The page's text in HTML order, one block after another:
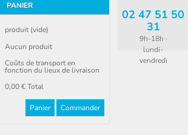
PANIER
produit (vide)
Aucun produit
Coûts de transport en
fonction du lieux de livraison
0,00 €Total
Panier Commander
02 47 51 50
31
9h-18h ·
lundi-
vendredi